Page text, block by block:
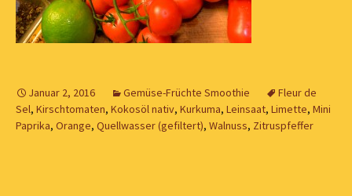
Januar 2, 2016 Gemüse-Früchte Smoothie
Fleur de
Sel, Kirschtomaten, Kokosöl nativ, Kurkuma, Leinsaat, Limette, Mini
Paprika, Orange, Quellwasser (gefiltert), Walnuss, Zitruspfeffer